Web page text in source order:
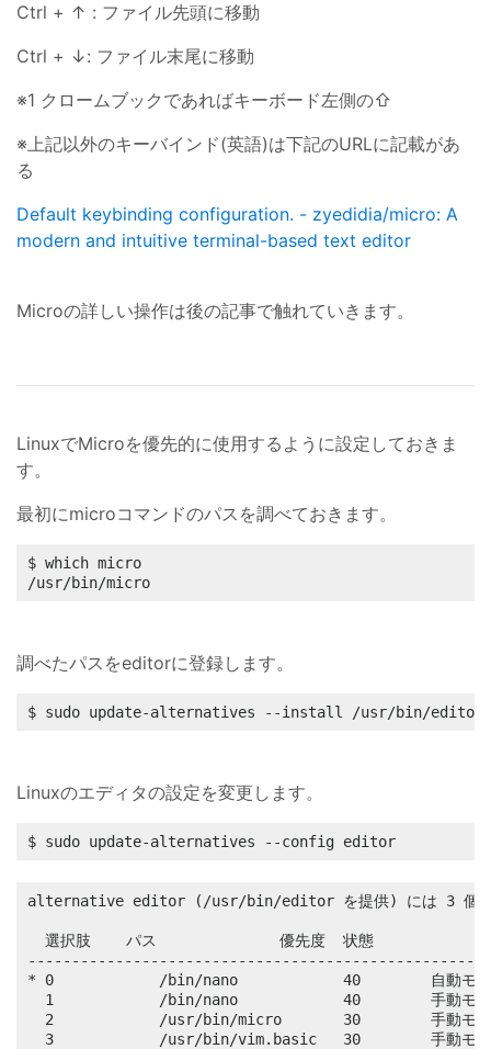
Ctrl + ↑ : ファイル先頭に移動
Ctrl + ↓: ファイル末尾に移動
※1 クロームブックであればキーボード左側の⇧
※上記以外のキーバインド(英語)は下記のURLに記載があ
る
Default keybinding configuration. - zyedidia/micro: A
modern and intuitive terminal-based text editor
Microの詳しい操作は後の記事で触れていきます。
LinuxでMicroを優先的に使用するように設定しておきま
す。
最初にmicroコマンドのパスを調べておきます。
$ which micro
/usr/bin/micro
調べたパスをeditorに登録します。
$ sudo update-alternatives --install /usr/bin/
Linuxのエディタの設定を変更します。
$ sudo update-alternatives --config editor
alternative editor (/usr/bin/editor を提供) には 3 個の選
  選択肢    パス              優先度  状態
* 0            /bin/nano            40        自動モー
1            /bin/nano            40        手動モ
2            /usr/bin/micro       30        手動モ
3            /usr/bin/vim.basic   30        手動モ